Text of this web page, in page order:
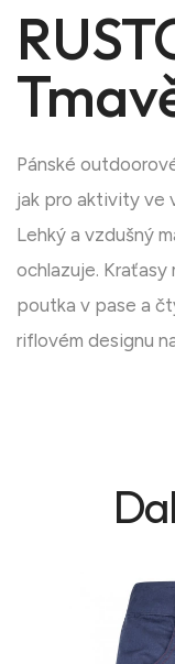
Pánské
jak pro aktivity ve
Lehký a vzdušný
ochlazuje. Kraťasy
poutka v pase a
riflovém designu